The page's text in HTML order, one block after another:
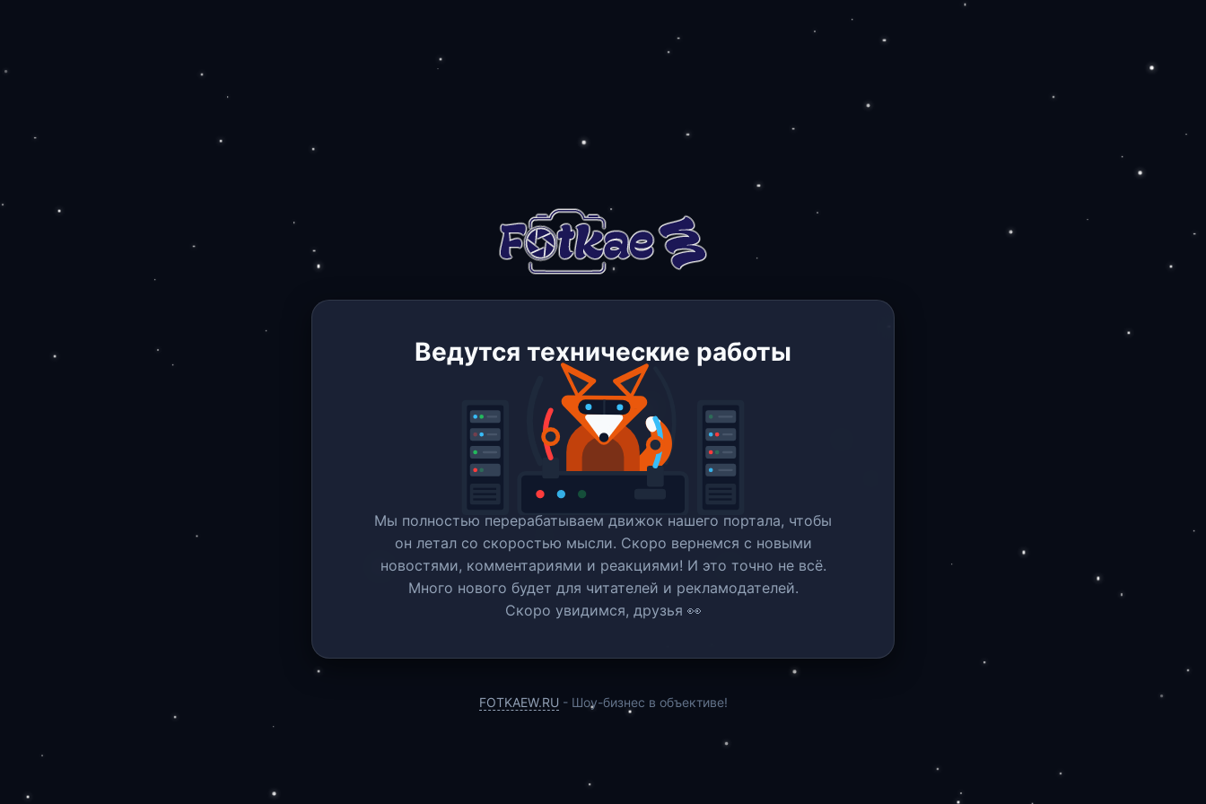
Ведутся технические работы
Мы полностью перерабатываем движок нашего портала, чтобы
он летал со скоростью мысли. Скоро вернемся c новыми
новостями, комментариями и реакциями! И это точно не всё.
Много нового будет для читателей и рекламодателей.
Скоро увидимся, друзья 👀
FOTKAEW.RU - Шоу-бизнес в объективе!